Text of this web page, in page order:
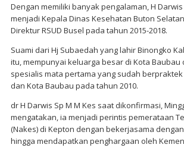
Dengan memiliki banyak pengalaman, H
menjadi Kepala Dinas Kesehatan Buton
Direktur RSUD Busel pada tahun 2015-2018.
Suami dari Hj Subaedah yang lahir Binongko
itu, mempunyai keluarga besar di Kota
spesialis mata pertama yang sudah berpraktek
dan Kota Baubau pada tahun 2010.
dr H Darwis Sp M M Kes saat dikonfirmasi,
mengatakan, ia menjadi perintis pemerataan
(Nakes) di Kepton dengan bekerjasama
hingga mendapatkan penghargaan oleh